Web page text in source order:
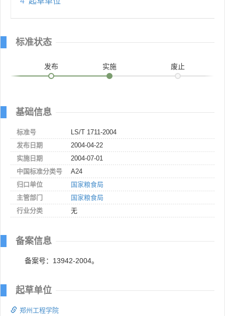
标准状态
发布 实施 废止
基础信息
标准号
LS/T 1711-2004
发布日期
2004-04-22
实施日期
2004-07-01
中国标准分类号
A24
归口单位
国家粮食局
主管部门
国家粮食局
行业分类
无
备案信息
备案号：13942-2004。
起草单位
郑州工程学院